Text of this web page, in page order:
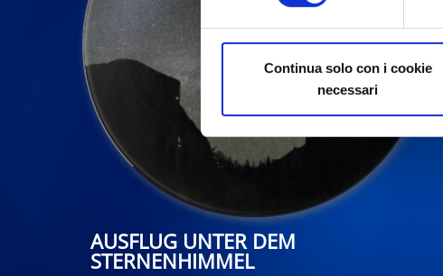
Continua solo con i cookie
necessari
AUSFLUG UNTER DEM
STERNENHIMMEL